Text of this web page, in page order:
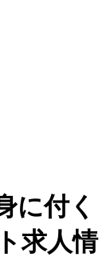
に付く
求人情